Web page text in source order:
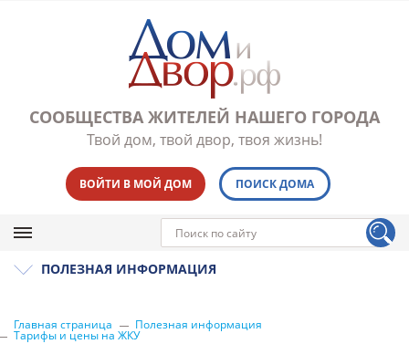
СООБЩЕСТВА ЖИТЕЛЕЙ НАШЕГО ГОРОДА
Твой дом, твой двор, твоя жизнь!
ВОЙТИ В МОЙ ДОМ ПОИСК ДОМА
ПОЛЕЗНАЯ ИНФОРМАЦИЯ
Главная страница Полезная информация
Тарифы и цены на ЖКУ